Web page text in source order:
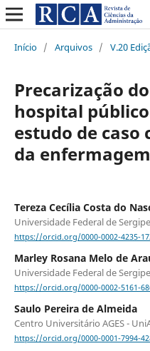
Início / Arquivos / V.20
Precarização
hospital
estudo de caso
da enfermagem
Tereza Cecília Costa do
Universidade Federal de Sergipe
https://orcid.org/0000-0002-4235-
Marley Rosana Melo de
Universidade Federal de Sergipe
https://orcid.org/0000-0002-5161-
Saulo Pereira de Almeida
Centro Universitário AGES -
https://orcid.org/0000-0001-7994-